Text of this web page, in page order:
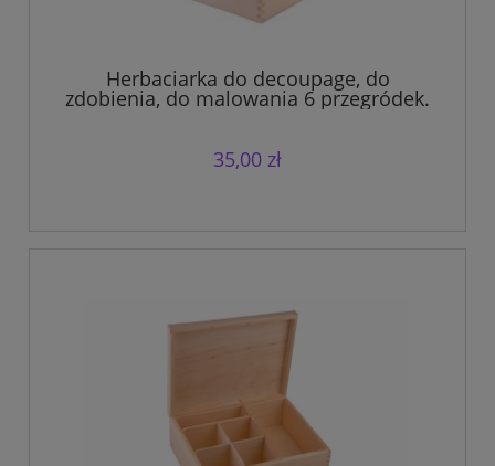
Herbaciarka do decoupage, do
zdobienia, do malowania 6 przegródek.
35,00 zł